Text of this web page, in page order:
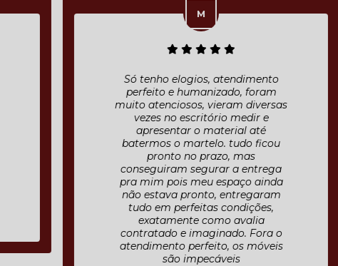
Só tenho elogios, atendimento
perfeito e humanizado, foram
muito atenciosos, vieram diversas
vezes no escritório medir e
apresentar o material até
batermos o martelo. tudo ficou
pronto no prazo, mas
conseguiram segurar a entrega
pra mim pois meu espaço ainda
não estava pronto, entregaram
tudo em perfeitas condições,
exatamente como avalia
contratado e imaginado. Fora o
atendimento perfeito, os móveis
são impecáveis